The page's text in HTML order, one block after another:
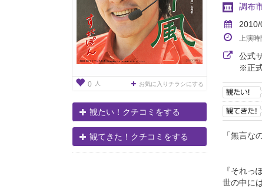
0 人 お気に入りチラシにする
観たい！クチコミをする
観てきた！クチコミをする
調布
上演時
公式
※正
「無言
『それっ
世の中に